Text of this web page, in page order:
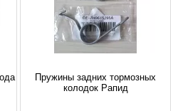
Пружины задних тормозных
колодок Рапид